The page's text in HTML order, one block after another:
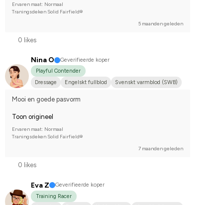
Ervaren maat: Normaal
Traningsdeken Solid Fairfield®
5 maanden geleden
0 likes
Nina O
Geverifieerde koper
Playful Contender
Dressage
Engelskt fullblod Svenskt varmblod (SWB)
Mooi en goede pasvorm
Toon origineel
Ervaren maat: Normaal
Traningsdeken Solid Fairfield®
7 maanden geleden
0 likes
Eva Z
Geverifieerde koper
Training Racer